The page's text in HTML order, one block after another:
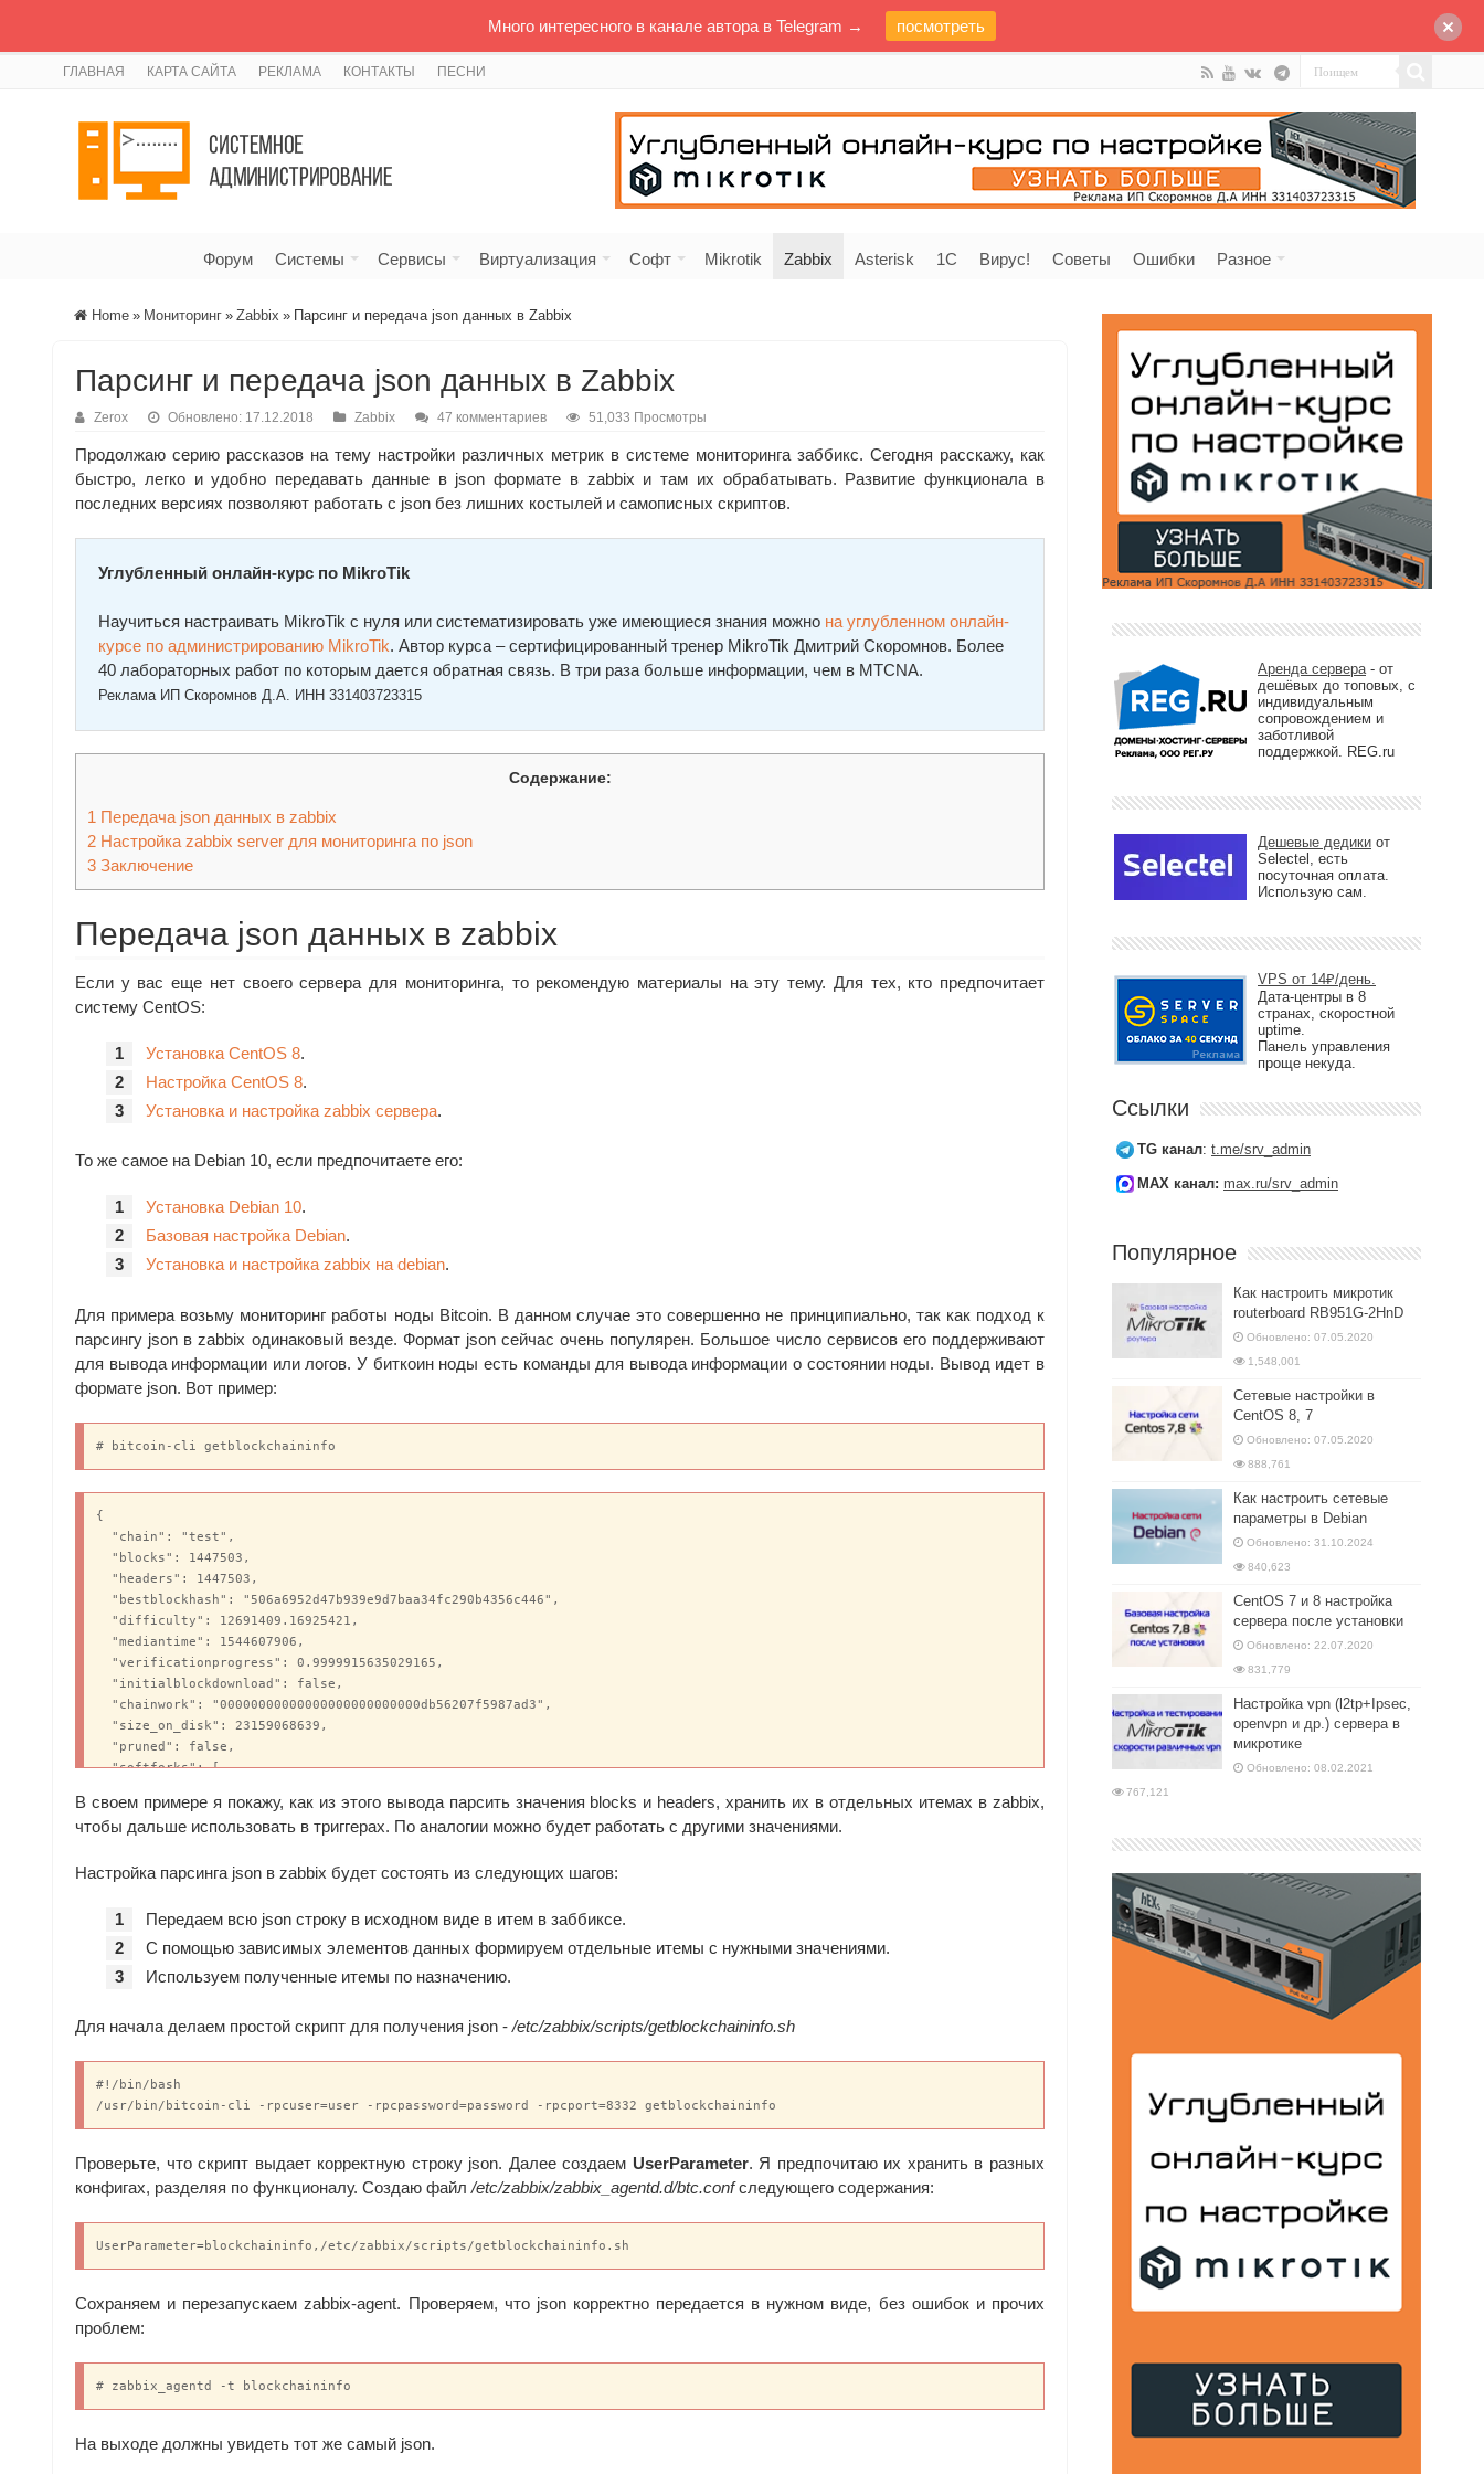
ГЛАВНАЯ КАРТА САЙТА РЕКЛАМА КОНТАКТЫ ПЕСНИ
Форум Системы Сервисы Виртуализация Софт Mikrotik Zabbix Asterisk 1C Вирус! Советы Ошибки Разное
Home » Мониторинг » Zabbix » Парсинг и передача json данных в Zabbix
Парсинг и передача json данных в Zabbix
Zerox Обновлено: 17.12.2018 Zabbix 47 комментариев 51,033 Просмотры
Продолжаю серию рассказов на тему настройки различных метрик в системе мониторинга заббикс. Сегодня расскажу, как
быстро, легко и удобно передавать данные в json формате в zabbix и там их обрабатывать. Развитие функционала в
последних версиях позволяют работать с json без лишних костылей и самописных скриптов.
Углубленный онлайн-курс по MikroTik
Научиться настраивать MikroTik с нуля или систематизировать уже имеющиеся знания можно на углубленном онлайн-
курcе по администрированию MikroTik. Автор курcа – сертифицированный тренер MikroTik Дмитрий Скоромнов. Более
40 лабораторных работ по которым дается обратная связь. В три раза больше информации, чем в MTCNA.
Реклама ИП Скоромнов Д.А. ИНН 331403723315
Содержание:
1 Передача json данных в zabbix
2 Настройка zabbix server для мониторинга по json
3 Заключение
Передача json данных в zabbix
Если у вас еще нет своего сервера для мониторинга, то рекомендую материалы на эту тему. Для тех, кто предпочитает
систему CentOS:
Установка CentOS 8.
Настройка CentOS 8.
Установка и настройка zabbix сервера.
То же самое на Debian 10, если предпочитаете его:
Установка Debian 10.
Базовая настройка Debian.
Установка и настройка zabbix на debian.
Для примера возьму мониторинг работы ноды Bitcoin. В данном случае это совершенно не принципиально, так как подход к
парсингу json в zabbix одинаковый везде. Формат json сейчас очень популярен. Большое число сервисов его поддерживают
для вывода информации или логов. У биткоин ноды есть команды для вывода информации о состоянии ноды. Вывод идет в
формате json. Вот пример:
# bitcoin-cli getblockchaininfo
{
  "chain": "test",
  "blocks": 1447503,
  "headers": 1447503,
  "bestblockhash": "506a6952d47b939e9d7baa34fc290b4356c446",
  "difficulty": 12691409.16925421,
  "mediantime": 1544607906,
  "verificationprogress": 0.9999915635029165,
  "initialblockdownload": false,
  "chainwork": "00000000000000000000000000db56207f5987ad3",
  "size_on_disk": 23159068639,
  "pruned": false,
  "softforks": [
      "id": "bip34",
      "version": 2,
        "status": true
    },
      "id": "bip66",
      "version": 3,
    },
    {
      "id": "bip65",
        "status": true
      }
  "bip9_softforks": {
    "csv": {
      "startTime": 1456790400,
      "timeout": 1493596800,
    "segwit": {
      "startTime": 1462060800,
В своем примере я покажу, как из этого вывода парсить значения blocks и headers, хранить их в отдельных итемах в zabbix,
чтобы дальше использовать в триггерах. По аналогии можно будет работать с другими значениями.
Настройка парсинга json в zabbix будет состоять из следующих шагов:
Передаем всю json строку в исходном виде в итем в заббиксе.
С помощью зависимых элементов данных формируем отдельные итемы с нужными значениями.
Используем полученные итемы по назначению.
Для начала делаем простой скрипт для получения json -/etc/zabbix/scripts/getblockchaininfo.sh
#!/bin/bash
/usr/bin/bitcoin-cli -rpcuser=user -rpcpassword=password -rpcport=8332 getblockchaininfo
Проверьте, что скрипт выдает корректную строку json. Далее создаем UserParameter. Я предпочитаю их хранить в разных
конфигах, разделяя по функционалу. Создаю файл/etc/zabbix/zabbix_agentd.d/btc.confследующего содержания:
UserParameter=blockchaininfo,/etc/zabbix/scripts/getblockchaininfo.sh
Сохраняем и перезапускаем zabbix-agent. Проверяем, что json корректно передается в нужном виде, без ошибок и прочих
проблем:
# zabbix_agentd -t blockchaininfo
На выходе должны увидеть тот же самый json.
Аренда сервера- от
дешёвых до топовых, с
индивидуальным
сопровождением и
заботливой
поддержкой. REG.ru
Дешевые дедики от
Selectel, есть
посуточная оплата.
Использую сам.
VPS от 14₽/день.
Дата-центры в 8
странах, скоростной
uptime.
Панель управления
проще некуда.
Ссылки
TG канал: t.me/srv_admin
MAX канал: max.ru/srv_admin
Популярное
Как настроить микротик
routerboard RB951G-2HnD
Обновлено: 07.05.2020
1,548,001
Сетевые настройки в
CentOS 8, 7
Обновлено: 07.05.2020
888,761
Как настроить сетевые
параметры в Debian
Обновлено: 31.10.2024
840,623
CentOS 7 и 8 настройка
сервера после установки
Обновлено: 22.07.2020
831,779
Настройка vpn (l2tp+Ipsec,
openvpn и др.) сервера в
микротике
Обновлено: 08.02.2021
767,121
Много интересного в канале автора в Telegram → посмотреть